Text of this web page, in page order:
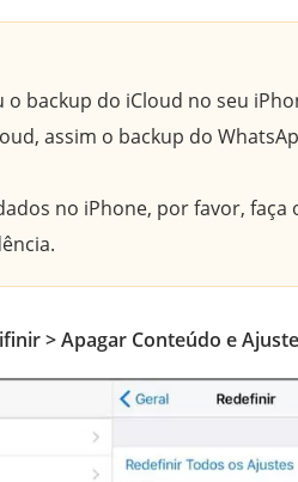
backup do iCloud no seu
assim o backup do
no iPhone, por favor, faça
> Apagar Conteúdo e